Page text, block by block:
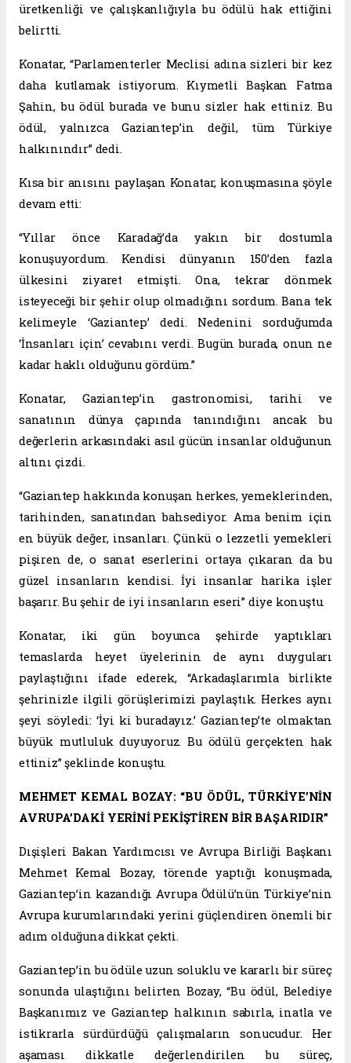
üretkenliği ve çalışkanlığıyla bu ödülü hak ettiğini
belirtti.
Konatar, “Parlamenterler Meclisi adına sizleri bir kez
daha kutlamak istiyorum. Kıymetli Başkan Fatma
Şahin, bu ödül burada ve bunu sizler hak ettiniz. Bu
ödül, yalnızca Gaziantep’in değil, tüm Türkiye
halkınındır” dedi.
Kısa bir anısını paylaşan Konatar, konuşmasına şöyle
devam etti:
“Yıllar önce Karadağ’da yakın bir dostumla
konuşuyordum. Kendisi dünyanın 150’den fazla
ülkesini ziyaret etmişti. Ona, tekrar dönmek
isteyeceği bir şehir olup olmadığını sordum. Bana tek
kelimeyle ‘Gaziantep’ dedi. Nedenini sorduğumda
‘İnsanları için’ cevabını verdi. Bugün burada, onun ne
kadar haklı olduğunu gördüm.”
Konatar, Gaziantep’in gastronomisi, tarihi ve
sanatının dünya çapında tanındığını ancak bu
değerlerin arkasındaki asıl gücün insanlar olduğunun
altını çizdi.
“Gaziantep hakkında konuşan herkes, yemeklerinden,
tarihinden, sanatından bahsediyor. Ama benim için
en büyük değer, insanları. Çünkü o lezzetli yemekleri
pişiren de, o sanat eserlerini ortaya çıkaran da bu
güzel insanların kendisi. İyi insanlar harika işler
başarır. Bu şehir de iyi insanların eseri” diye konuştu.
Konatar, iki gün boyunca şehirde yaptıkları
temaslarda heyet üyelerinin de aynı duyguları
paylaştığını ifade ederek, “Arkadaşlarımla birlikte
şehrinizle ilgili görüşlerimizi paylaştık. Herkes aynı
şeyi söyledi: ‘İyi ki buradayız.’ Gaziantep’te olmaktan
büyük mutluluk duyuyoruz. Bu ödülü gerçekten hak
ettiniz” şeklinde konuştu.
MEHMET KEMAL BOZAY: “BU ÖDÜL, TÜRKİYE’NİN
AVRUPA’DAKİ YERİNİ PEKİŞTİREN BİR BAŞARIDIR”
Dışişleri Bakan Yardımcısı ve Avrupa Birliği Başkanı
Mehmet Kemal Bozay, törende yaptığı konuşmada,
Gaziantep’in kazandığı Avrupa Ödülü’nün Türkiye’nin
Avrupa kurumlarındaki yerini güçlendiren önemli bir
adım olduğuna dikkat çekti.
Gaziantep’in bu ödüle uzun soluklu ve kararlı bir süreç
sonunda ulaştığını belirten Bozay, “Bu ödül, Belediye
Başkanımız ve Gaziantep halkının sabırla, inatla ve
istikrarla sürdürdüğü çalışmaların sonucudur. Her
aşaması dikkatle değerlendirilen bu süreç,